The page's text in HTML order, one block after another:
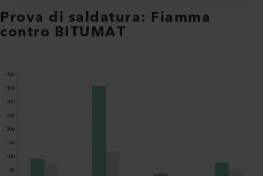
Prova di saldatura: Fiamma
contro BITUMAT